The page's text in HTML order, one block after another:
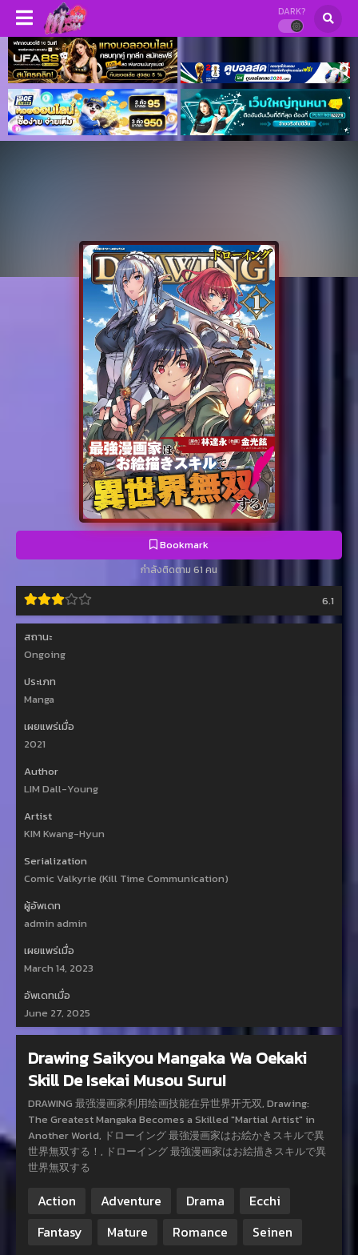
DARK?
Bookmark
กำลังติดตาม 61 คน
6.1
สถานะ
Ongoing
ประเภท
Manga
เผยแพร่เมื่อ
2021
Author
LIM Dall-Young
Artist
KIM Kwang-Hyun
Serialization
Comic Valkyrie (Kill Time Communication)
ผู้อัพเดท
admin admin
เผยแพร่เมื่อ
March 14, 2023
อัพเดทเมื่อ
June 27, 2025
Drawing Saikyou Mangaka Wa Oekaki
Skill De Isekai Musou Suru!
DRAWING 最强漫画家利用绘画技能在异世界开无双, Drawing:
The Greatest Mangaka Becomes a Skilled "Martial Artist" in
Another World, ドローイング 最強漫画家はお絵かきスキルで異
世界無双する！, ドローイング 最強漫画家はお絵描きスキルで異
世界無双する
Action Adventure Drama
Ecchi
Fantasy
Mature Romance Seinen